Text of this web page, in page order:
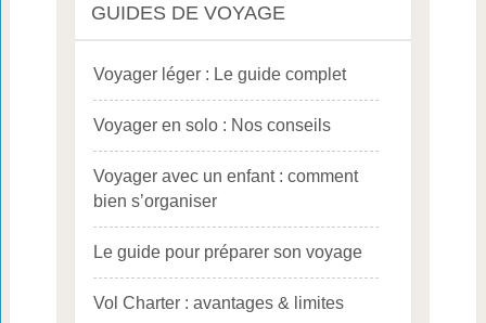
GUIDES DE VOYAGE
Voyager léger : Le guide complet
Voyager en solo : Nos conseils
Voyager avec un enfant : comment
bien s’organiser
Le guide pour préparer son voyage
Vol Charter : avantages & limites